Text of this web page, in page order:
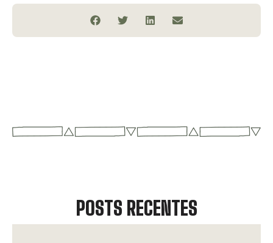
POSTS RECENTES